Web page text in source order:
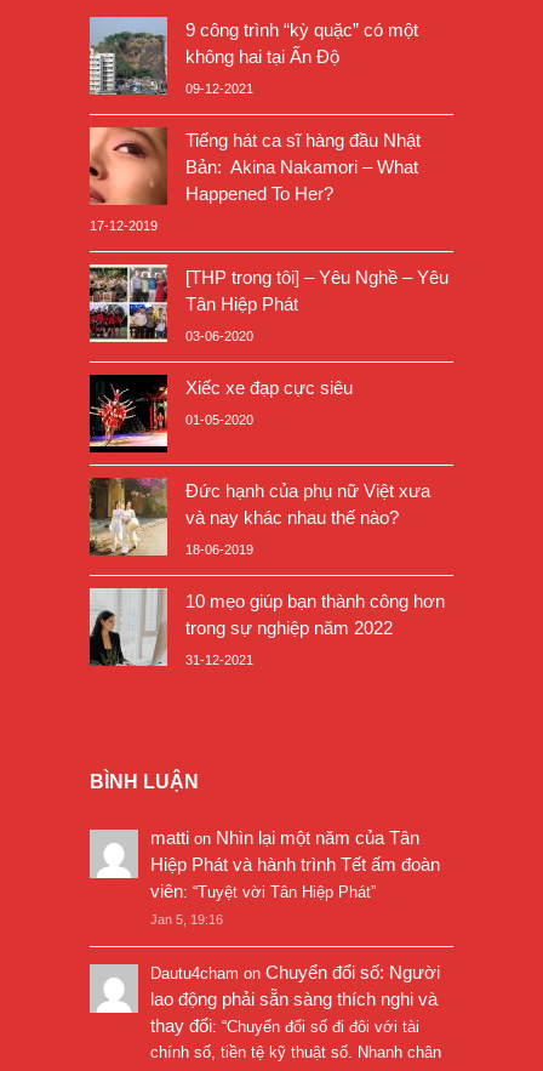
9 công trình “kỳ quặc” có một
không hai tại Ấn Độ
09-12-2021
Tiếng hát ca sĩ hàng đầu Nhật
Bản: Akina Nakamori – What
Happened To Her?
17-12-2019
[THP trong tôi] – Yêu Nghề – Yêu
Tân Hiệp Phát
03-06-2020
Xiếc xe đạp cực siêu
01-05-2020
Đức hạnh của phụ nữ Việt xưa
và nay khác nhau thế nào?
18-06-2019
10 mẹo giúp bạn thành công hơn
trong sự nghiệp năm 2022
31-12-2021
BÌNH LUẬN
matti on Nhìn lại một năm của Tân
Hiệp Phát và hành trình Tết ấm đoàn
viên: “Tuyệt vời Tân Hiệp Phát”
Jan 5, 19:16
Dautu4cham on Chuyển đổi số: Người
lao động phải sẵn sàng thích nghi và
thay đổi: “Chuyển đổi số đi đôi với tài
chính số, tiền tệ kỹ thuật số. Nhanh chân